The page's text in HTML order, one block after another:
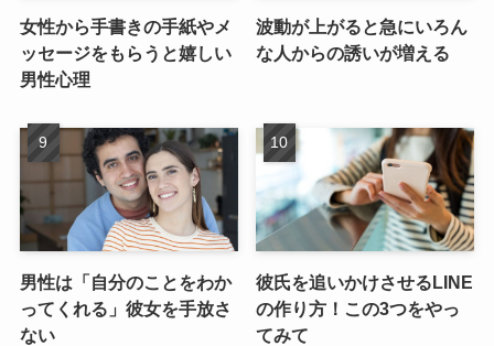
女性から手書きの手紙やメ
ッセージをもらうと嬉しい
男性心理
波動が上がると急にいろん
な人からの誘いが増える
男性は「自分のことをわか
ってくれる」彼女を手放さ
ない
彼氏を追いかけさせるLINE
の作り方！この3つをやっ
てみて